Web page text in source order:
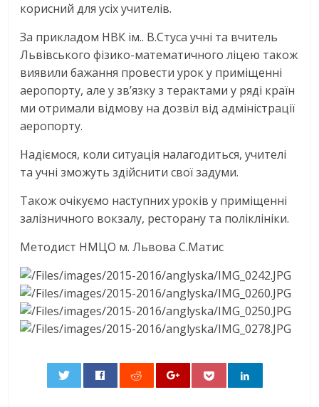
корисний для усіх учителів.
За прикладом НВК ім.. В.Стуса учні та вчитель
Львівського фізико-математичного ліцею також
виявили бажання провести урок у приміщенні
аеропорту, але у зв’язку з терактами у ряді країн
ми отримали відмову на дозвіл від адміністрації
аеропорту.
Надіємося, коли ситуація налагодиться, учителі
та учні зможуть здійснити свої задуми.
Також очікуємо наступних уроків у приміщенні
залізничного вокзалу, ресторану та поліклініки.
Методист НМЦО м. Львова С.Матис